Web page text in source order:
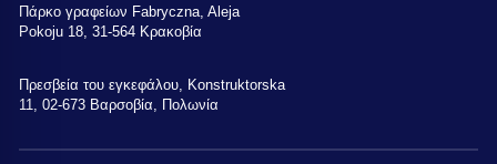
Πάρκο γραφείων Fabryczna, Aleja
Pokoju 18, 31-564 Κρακοβία
Πρεσβεία του εγκεφάλου, Konstruktorska
11, 02-673 Βαρσοβία, Πολωνία